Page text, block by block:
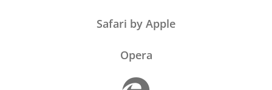
Safari by Apple
Opera